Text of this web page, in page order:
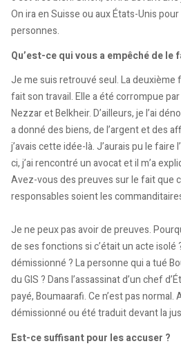
On ira en Suisse ou aux États-Unis
personnes.
Qu’est-ce qui vous a empêché de le
Je me suis retrouvé seul. La deuxième
fait son travail. Elle a été corrompue
Nezzar et Belkheir. D’ailleurs, je l’ai
a donné des biens, de l’argent et des
j’avais cette idée-là. J’aurais pu le
ci, j’ai rencontré un avocat et il m’a
Avez-vous des preuves sur le fait que
responsables soient les
Je ne peux pas avoir de preuves.
de ses fonctions si c’était un acte isolé
démissionné ? La personne qui a tué
du GIS ? Dans l’assassinat d’un chef
payé, Boumaarafi. Ce n’est pas normal.
démissionné ou été traduit devant la
Est-ce suffisant pour les accuser ?